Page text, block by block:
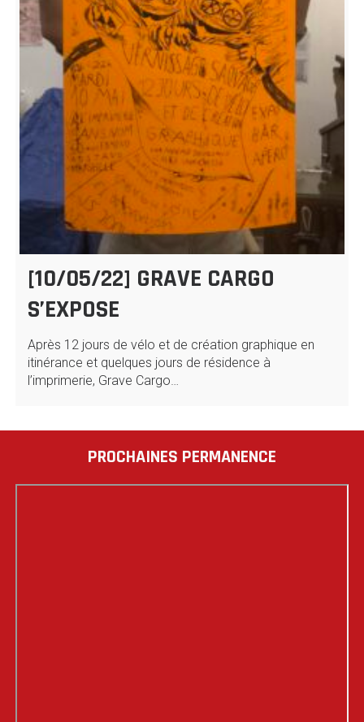
[10/05/22] GRAVE CARGO
S’EXPOSE
Après 12 jours de vélo et de création graphique en
itinérance et quelques jours de résidence à
l’imprimerie, Grave Cargo…
PROCHAINES PERMANENCE